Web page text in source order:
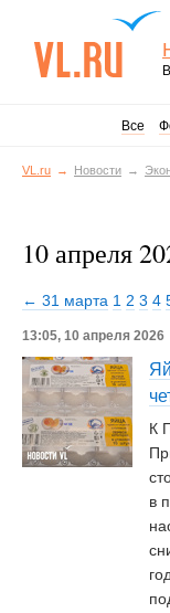
Все
VL.ru Новости
10 апреля
← 31 марта 1 2 3 4
13:05, 10 апреля 2026
К
в